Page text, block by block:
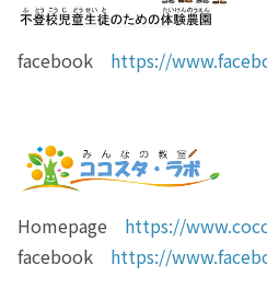
facebook https://
Homepage https://
facebook https://